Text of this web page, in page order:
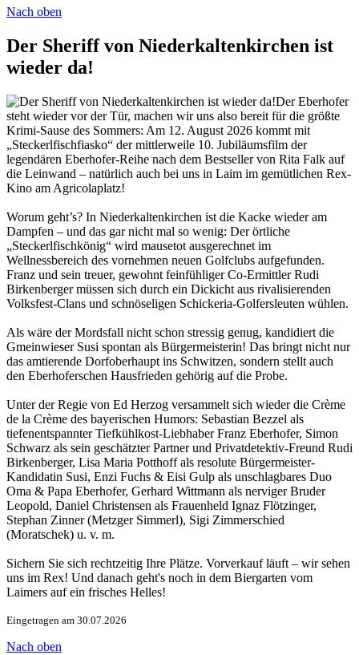
Nach oben
Der Sheriff von Niederkaltenkirchen ist
wieder da!
Der Eberhofer
steht wieder vor der Tür, machen wir uns also bereit für die größte
Krimi-Sause des Sommers: Am 12. August 2026 kommt mit
„Steckerlfischfiasko“ der mittlerweile 10. Jubiläumsfilm der
legendären Eberhofer-Reihe nach dem Bestseller von Rita Falk auf
die Leinwand – natürlich auch bei uns in Laim im gemütlichen Rex-
Kino am Agricolaplatz!
Worum geht’s? In Niederkaltenkirchen ist die Kacke wieder am
Dampfen – und das gar nicht mal so wenig: Der örtliche
„Steckerlfischkönig“ wird mausetot ausgerechnet im
Wellnessbereich des vornehmen neuen Golfclubs aufgefunden.
Franz und sein treuer, gewohnt feinfühliger Co-Ermittler Rudi
Birkenberger müssen sich durch ein Dickicht aus rivalisierenden
Volksfest-Clans und schnöseligen Schickeria-Golfersleuten wühlen.
Als wäre der Mordsfall nicht schon stressig genug, kandidiert die
Gmeinwieser Susi spontan als Bürgermeisterin! Das bringt nicht nur
das amtierende Dorfoberhaupt ins Schwitzen, sondern stellt auch
den Eberhoferschen Hausfrieden gehörig auf die Probe.
Unter der Regie von Ed Herzog versammelt sich wieder die Crème
de la Crème des bayerischen Humors: Sebastian Bezzel als
tiefenentspannter Tiefkühlkost-Liebhaber Franz Eberhofer, Simon
Schwarz als sein geschätzter Partner und Privatdetektiv-Freund Rudi
Birkenberger, Lisa Maria Potthoff als resolute Bürgermeister-
Kandidatin Susi, Enzi Fuchs & Eisi Gulp als unschlagbares Duo
Oma & Papa Eberhofer, Gerhard Wittmann als nerviger Bruder
Leopold, Daniel Christensen als Frauenheld Ignaz Flötzinger,
Stephan Zinner (Metzger Simmerl), Sigi Zimmerschied
(Moratschek) u. v. m.
Sichern Sie sich rechtzeitig Ihre Plätze. Vorverkauf läuft – wir sehen
uns im Rex! Und danach geht's noch in dem Biergarten vom
Laimers auf ein frisches Helles!
Eingetragen am 30.07.2026
Nach oben